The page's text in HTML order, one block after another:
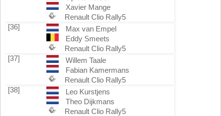
Xavier Mange
Renault Clio Rally5
[36]
Max van Empel
Eddy Smeets
Renault Clio Rally5
[37]
Willem Taale
Fabian Kamermans
Renault Clio Rally5
[38]
Leo Kurstjens
Theo Dijkmans
Renault Clio Rally5